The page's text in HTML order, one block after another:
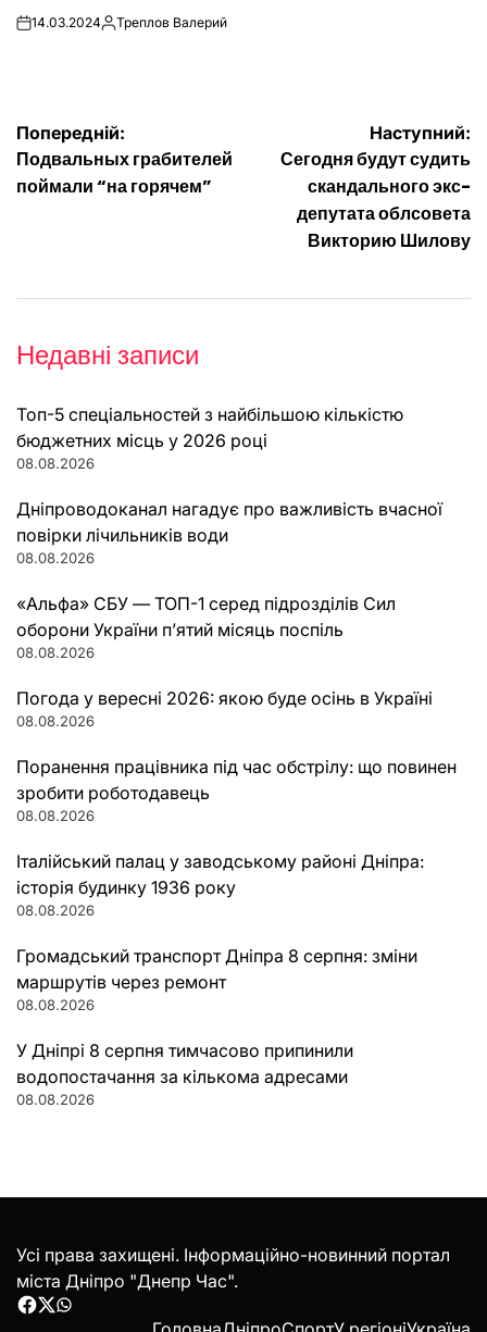
on14.03.2024Опубліковано
Треплов Валерий
Навігація
записів
Попередній:
Подвальных грабителей
поймали “на горячем”
Наступний:
Сегодня будут судить
скандального экс-
депутата облсовета
Викторию Шилову
Недавні записи
Топ-5 спеціальностей з найбільшою кількістю
бюджетних місць у 2026 році
08.08.2026
Дніпроводоканал нагадує про важливість вчасної
повірки лічильників води
08.08.2026
«Альфа» СБУ — ТОП-1 серед підрозділів Сил
оборони України п’ятий місяць поспіль
08.08.2026
Погода у вересні 2026: якою буде осінь в Україні
08.08.2026
Поранення працівника під час обстрілу: що повинен
зробити роботодавець
08.08.2026
Італійський палац у заводському районі Дніпра:
історія будинку 1936 року
08.08.2026
Громадський транспорт Дніпра 8 серпня: зміни
маршрутів через ремонт
08.08.2026
У Дніпрі 8 серпня тимчасово припинили
водопостачання за кількома адресами
08.08.2026
Усі права захищені. Інформаційно-новинний портал
міста Дніпро "Днепр Час".
Facebook
Twitter
WhatsApp